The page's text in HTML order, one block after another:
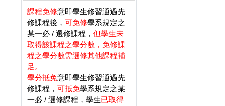
課程免修意即學生修習通過先
修課程後， 可免修學系規定之
某一必 / 選修課程， 但學生未
取得該課程之學分數，免修課
程之學分數需選修其他課程補
足。
學分抵免意即學生修習通過先
修課程， 可抵免學系規定之某
一必 / 選修課程，學生已取得